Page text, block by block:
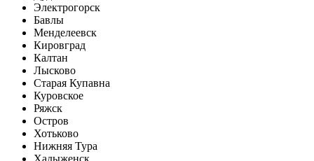
Электрогорск
Бавлы
Менделеевск
Кировград
Калтан
Лысково
Старая Купавна
Куровское
Ряжск
Остров
Хотьково
Нижняя Тура